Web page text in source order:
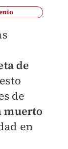
de
de
muerto
en